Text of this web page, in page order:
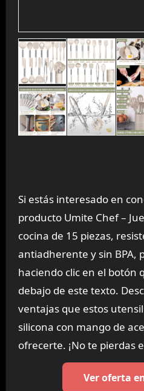
Si estás interesado en
producto Umite Chef –
cocina de 15 piezas,
antiadherente y sin BPA,
haciendo clic en el botón
debajo de este texto.
ventajas que estos
silicona con mango de
ofrecerte. ¡No te pierdas
Ver oferta